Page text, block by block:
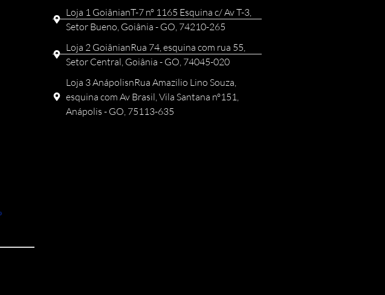
Loja 1 GoiânianT-7 nº 1165 Esquina c/ Av T-3,
Setor Bueno, Goiânia - GO, 74210-265
Loja 2 GoiânianRua 74, esquina com rua 55,
Setor Central, Goiânia - GO, 74045-020
Loja 3 AnápolisnRua Amazilio Lino Souza,
esquina com Av Brasil, Vila Santana nº151,
Anápolis - GO, 75113-635